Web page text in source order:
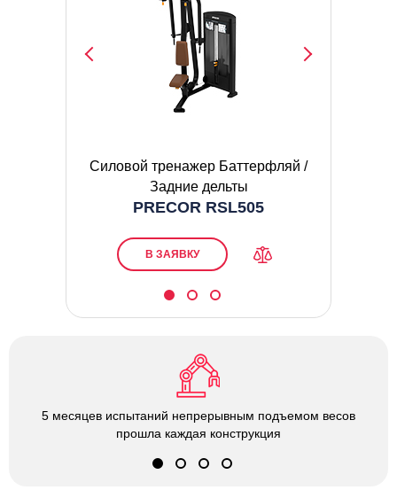
Силовой тренажер Баттерфляй /
Задние дельты
PRECOR RSL505
В ЗАЯВКУ
5 месяцев испытаний непрерывным подъемом весов
прошла каждая конструкция